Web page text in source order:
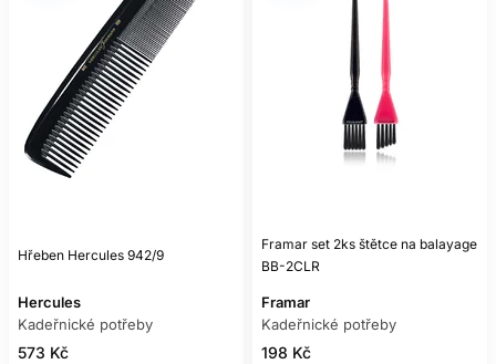
Hřeben Hercules 942/9
Hercules
Kadeřnické potřeby
573 Kč
Framar set 2ks štětce na balayage
BB-2CLR
Framar
Kadeřnické potřeby
198 Kč